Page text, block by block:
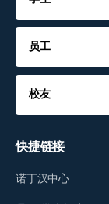
员工
校友
快捷链接
诺丁汉中心